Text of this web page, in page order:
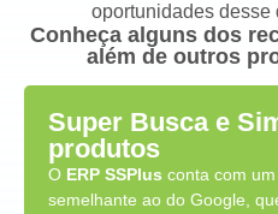
oportunidades desse
Conheça alguns dos
além de outros
Super Busca e
produtos
O ERP SSPlus conta com
semelhante ao do Google,